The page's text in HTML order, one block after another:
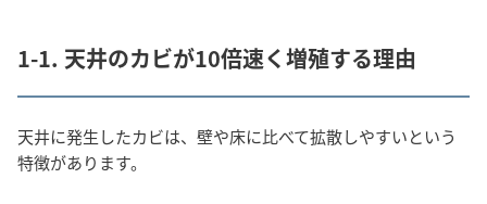
1-1. 天井のカビが10倍速く増殖する理由
天井に発生したカビは、壁や床に比べて拡散しやすいという
特徴があります。